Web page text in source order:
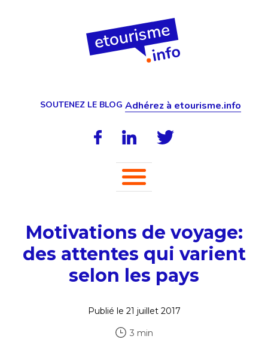
SOUTENEZ LE BLOG Adhérez à etourisme.info
Motivations de voyage:
des attentes qui varient
selon les pays
Publié le 21 juillet 2017
3 min